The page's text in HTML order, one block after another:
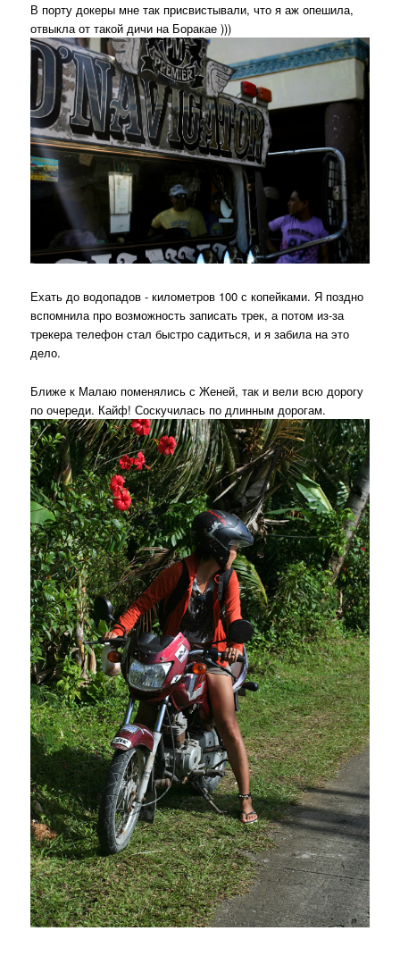
В порту докеры мне так присвистывали, что я аж опешила,
отвыкла от такой дичи на Боракае )))
Ехать до водопадов - километров 100 с копейками. Я поздно
вспомнила про возможность записать трек, а потом из-за
трекера телефон стал быстро садиться, и я забила на это
дело.
Ближе к Малаю поменялись с Женей, так и вели всю дорогу
по очереди. Кайф! Соскучилась по длинным дорогам.